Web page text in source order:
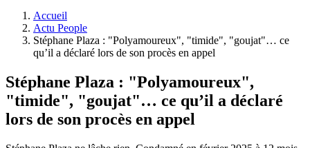
Accueil
Actu People
Stéphane Plaza : "Polyamoureux", "timide", "goujat"… ce
qu’il a déclaré lors de son procès en appel
Stéphane Plaza : "Polyamoureux",
"timide", "goujat"… ce qu’il a déclaré
lors de son procès en appel